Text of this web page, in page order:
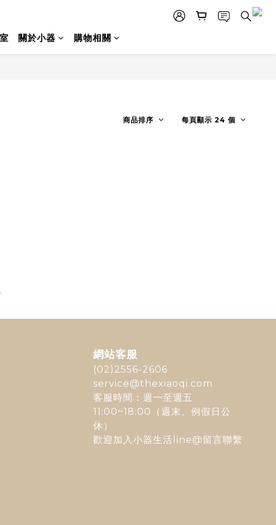
關於小器 購物相關
商品排序 每頁顯示 24 個
網站客服
(02)2556-2606
service@thexiaoqi.com
客服時間：週一至週五
11:00~18:00（週末、例假日公
休）
歡迎加入 小器生活line@留言聯繫